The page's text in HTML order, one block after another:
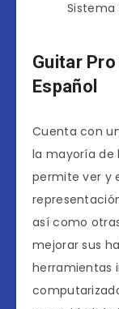
Sistema
Guitar
Español
Cuenta con
la mayoría de
permite ver y
así como
mejorar sus
herramientas